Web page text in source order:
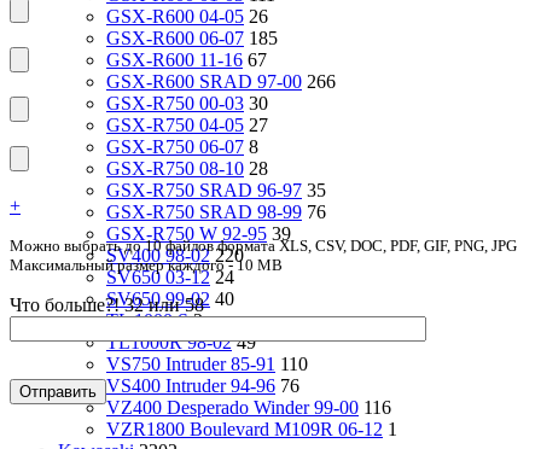
GSX-R600 04-05 26
GSX-R600 06-07 185
GSX-R600 11-16 67
GSX-R600 SRAD 97-00 266
GSX-R750 00-03 30
GSX-R750 04-05 27
GSX-R750 06-07 8
GSX-R750 08-10 28
GSX-R750 SRAD 96-97 35
GSX-R750 SRAD 98-99 76
GSX-R750 W 92-95 39
SV400 98-02 220
SV650 03-12 24
SV650 99-02 40
TL 1000 S 2
TL1000R 98-02 49
VS750 Intruder 85-91 110
VS400 Intruder 94-96 76
VZ400 Desperado Winder 99-00 116
VZR1800 Boulevard M109R 06-12 1
+
Можно выбрать до 10 файлов формата XLS, CSV, DOC, PDF, GIF, PNG, JPG
Максимальный размер каждого - 10 MB
Что больше?! 32 или 58